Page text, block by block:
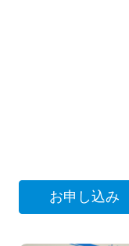
お申し込み